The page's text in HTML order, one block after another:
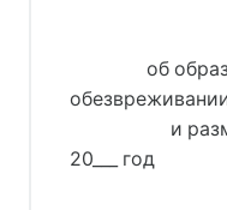
об
и
20___ год